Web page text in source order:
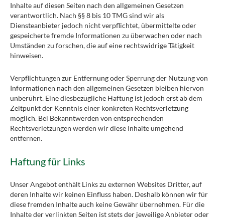
Inhalte auf diesen Seiten nach den allgemeinen Gesetzen
verantwortlich. Nach §§ 8 bis 10 TMG sind wir als
Diensteanbieter jedoch nicht verpflichtet, übermittelte oder
gespeicherte fremde Informationen zu überwachen oder nach
Umständen zu forschen, die auf eine rechtswidrige Tätigkeit
hinweisen.
Verpflichtungen zur Entfernung oder Sperrung der Nutzung von
Informationen nach den allgemeinen Gesetzen bleiben hiervon
unberührt. Eine diesbezügliche Haftung ist jedoch erst ab dem
Zeitpunkt der Kenntnis einer konkreten Rechtsverletzung
möglich. Bei Bekanntwerden von entsprechenden
Rechtsverletzungen werden wir diese Inhalte umgehend
entfernen.
Haftung für Links
Unser Angebot enthält Links zu externen Websites Dritter, auf
deren Inhalte wir keinen Einfluss haben. Deshalb können wir für
diese fremden Inhalte auch keine Gewähr übernehmen. Für die
Inhalte der verlinkten Seiten ist stets der jeweilige Anbieter oder